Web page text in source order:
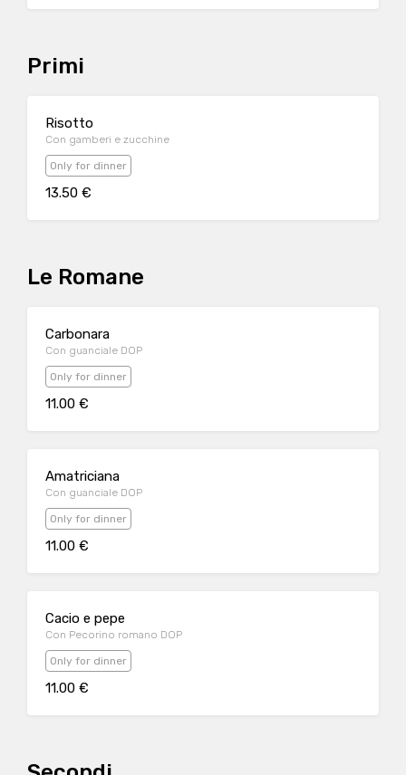
Primi
Risotto
Con gamberi e zucchine
Only for dinner
13.50 €
Le Romane
Carbonara
Con guanciale DOP
Only for dinner
11.00 €
Amatriciana
Con guanciale DOP
Only for dinner
11.00 €
Cacio e pepe
Con Pecorino romano DOP
Only for dinner
11.00 €